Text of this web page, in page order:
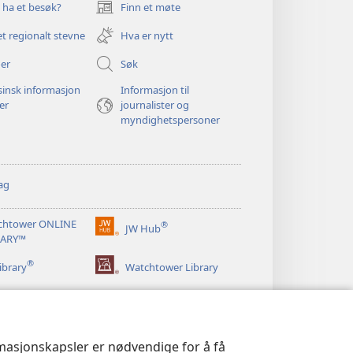
er nødvendige for å få
et besøk? Finn et møte
(åpner
nytt
vindu)
regionalt stevne
Hva er nytt
Søk
informasjon
Informasjon til
journalister og
myndighetspersoner
ONLINE
JW Hub®
(åpner
vindu)
® Watchtower Library